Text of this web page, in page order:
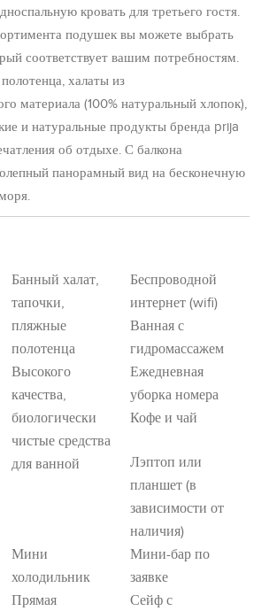
кровать для третьего гостя.
подушек вы можете выбрать
соответствует вашим потребностям.
халаты из
материала (100% натуральный хлопок),
и натуральные продукты бренда prija
об отдыхе. С балкона
панорамный вид на бесконечную
Банный халат,
тапочки,
пляжные
полотенца
Беспроводной
интернет (wifi)
Ванная с
гидромассажем
Высокого
качества,
биологически
чистые средства
для ванной
Ежедневная
уборка номера
Кофе и чай
Лэптоп или
планшет (в
зависимости от
наличия)
Мини
холодильник
Мини-бар по
заявке
Прямая
Сейф с